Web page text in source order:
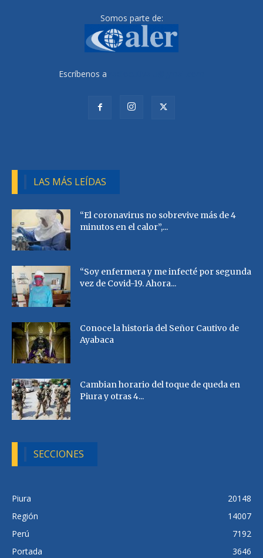
Somos parte de:
Escríbenos a
LAS MÁS LEÍDAS
“El coronavirus no sobrevive más de 4
minutos en el calor”,...
“Soy enfermera y me infecté por segunda
vez de Covid-19. Ahora...
Conoce la historia del Señor Cautivo de
Ayabaca
Cambian horario del toque de queda en
Piura y otras 4...
SECCIONES
Piura
20148
Región
14007
Perú
7192
Portada
3646